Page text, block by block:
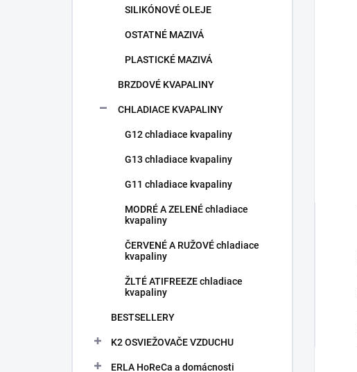
SILIKÓNOVÉ OLEJE
OSTATNÉ MAZIVÁ
PLASTICKÉ MAZIVÁ
BRZDOVÉ KVAPALINY
CHLADIACE KVAPALINY
G12 chladiace kvapaliny
G13 chladiace kvapaliny
G11 chladiace kvapaliny
MODRÉ A ZELENÉ chladiace
kvapaliny
ČERVENÉ A RUŽOVÉ chladiace
kvapaliny
ŽLTÉ ATIFREEZE chladiace
kvapaliny
BESTSELLERY
K2 OSVIEŽOVAČE VZDUCHU
ERLA HoReCa a domácnosti